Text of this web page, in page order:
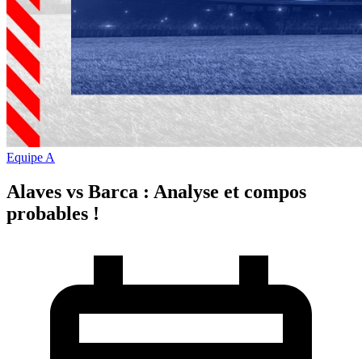
Equipe A
Alaves vs Barca : Analyse et compos
probables !